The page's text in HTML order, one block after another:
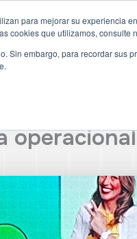
para mejorar su experiencia
cookies que utilizamos, consulte
Sin embargo, para recordar sus
Blog